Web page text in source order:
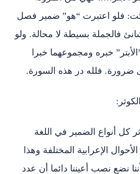
فلو اعتبرت “هو” ضمير فصل
فالجملة بسيطة لا محالة. ولو
خبره ومجموعهما خبرا
ضرورة. فلله در هذه السورة.
كل أنواع الضمير في اللغة
الإعرابية المختلفة وهذا
نضع نصب أعيننا دائما أن عدد